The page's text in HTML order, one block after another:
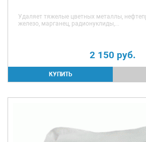
Удаляет тяжелые цветных металлы,
железо, марганец, радионуклиды,...
2 150 руб.